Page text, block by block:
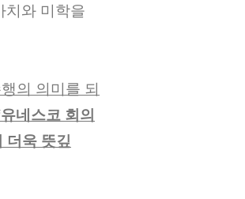
치와 미학을
의 의미를 되
유네스코 회의
더욱 뜻깊